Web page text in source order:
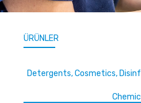
ÜRÜNLER
Detergents, Cosmetics,